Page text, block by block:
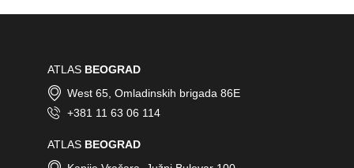
Radanovici - Kotor
ATLAS BEOGRAD
West 65, Omladinskih brigada 86E
+381 11 63 06 114
ATLAS BEOGRAD